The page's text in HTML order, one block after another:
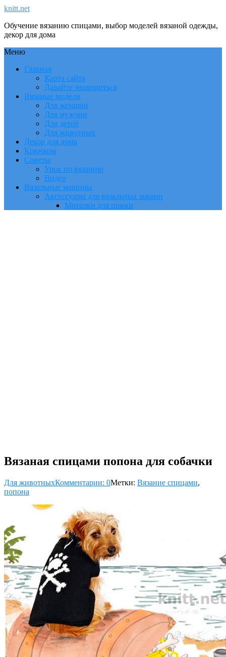
knitt.net
Обучение вязанию спицами, выбор моделей вязаной одежды,
декор для дома
Меню
Главная
Карта сайта
Давайте знакомиться
Вязаные модели
Для женщин
Для мужчин
Для детей
Для животных
Декор для дома
Крючком
Советы
Урок по вязанию
Видео
Вязальные машины
Аксессуары для вязальных машин
Моталки для пряжи
Вязаная спицами попона для собачки
Для животныхКомментарии: 0Метки: Вязание спицами,
попона